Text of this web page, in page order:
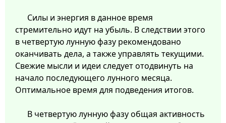
Силы и энергия в данное время
стремительно идут на убыль. В следствии этого
в четвертую лунную фазу рекомендовано
оканчивать дела, а также управлять текущими.
Свежие мысли и идеи следует отодвинуть на
начало последующего лунного месяца.
Оптимальное время для подведения итогов.
В четвертую лунную фазу общая активность